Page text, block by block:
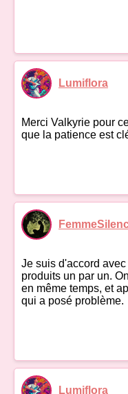
Lumiflora
Merci Valkyrie pour
que la patience est
Je suis d'accord
produits un par un.
en même temps, et
qui a posé problème.
Lumiflora